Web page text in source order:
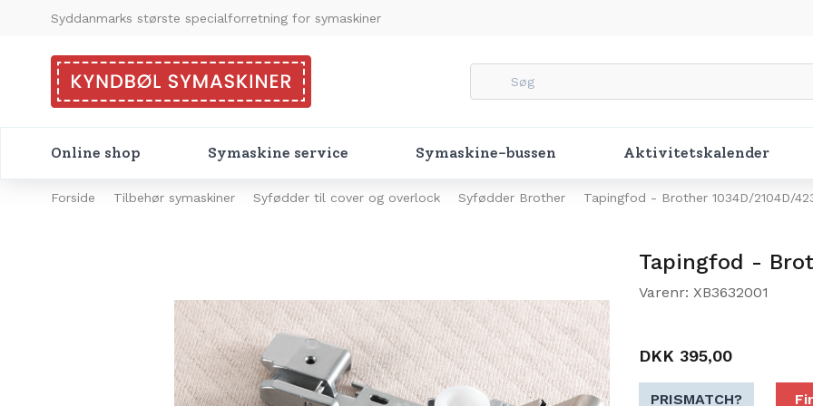
Syddanmarks største specialforretning for symaskiner
Online shop Symaskine service Symaskine-bussen Aktivitetskalender
Forside Tilbehør symaskiner Syfødder til cover og overlock Syfødder Brother Tapingfod - Brother 1034D/2104D/
Tapingfod -
Varenr: XB3632001
DKK 395,00
PRISMATCH?